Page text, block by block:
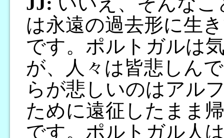
は永遠の過去形に生
です。ポルトガルは
が、人々は皆悲しん
らが悲しいのはアル
ために遠征したまま
です。ポルトガル人